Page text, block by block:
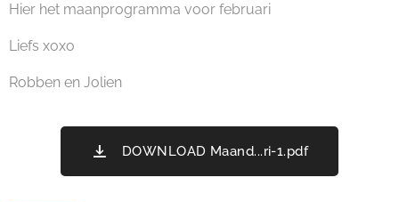
Hier het maanprogramma voor februari
Liefs xoxo
Robben en Jolien
DOWNLOAD Maand...ri-1.pdf